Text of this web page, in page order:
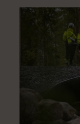
välkomnar
hoppas att